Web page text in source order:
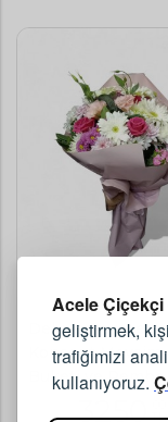
Acele Çiçekçi
geliştirmek,
trafiğimizi
kullanıyoruz.
Deluxe Pembe
Konsept Mevsim
Buketi ve Pembe
3250 TL